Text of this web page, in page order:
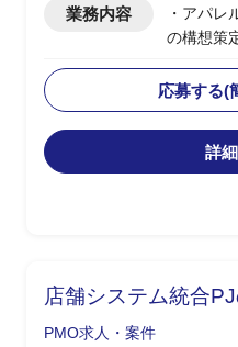
【補足】
レビュー
せん。
業務内容
・アパレ
の構想策
内の主要
で
OMO機
・幹部の
て、
応募する(
詳
店舗システム統合
PMO求人・案件